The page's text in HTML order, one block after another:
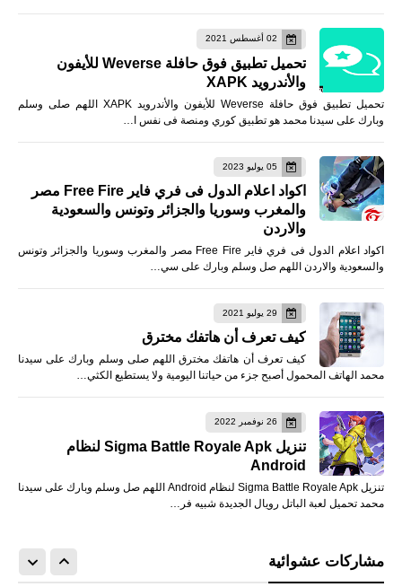
02 أغسطس 2021
تحميل تطبيق فوق حافلة Weverse للأيفون
والأندرويد XAPK
تحميل تطبيق فوق حافلة Weverse للأيفون والأندرويد XAPK اللهم صلى وسلم
وبارك على سيدنا محمد هو تطبيق كوري ومنصة فى نفس ا…
05 يوليو 2023
اكواد اعلام الدول فى فري فاير Free Fire مصر
والمغرب وسوريا والجزائر وتونس والسعودية
والاردن
اكواد اعلام الدول فى فري فاير Free Fire مصر والمغرب وسوريا والجزائر وتونس
والسعودية والاردن اللهم صل وسلم وبارك على سي…
29 يوليو 2021
كيف تعرف أن هاتفك مخترق
كيف تعرف أن هاتفك مخترق اللهم صلى وسلم وبارك على سيدنا
محمد الهاتف المحمول أصبح جزء من حياتنا اليومية ولا يستطيع الكثي…
26 نوفمبر 2022
تنزيل Sigma Battle Royale Apk لنظام
Android
تنزيل Sigma Battle Royale Apk لنظام Android اللهم صل وسلم وبارك على سيدنا
محمد تحميل لعبة الباتل رويال الجديدة شبيه فر…
مشاركات عشوائية